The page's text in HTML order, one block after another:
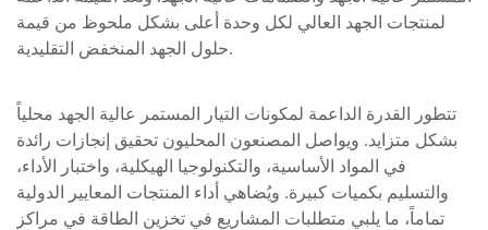
لمنتجات الجهد العالي لكل وحدة أعلى بشكل ملحوظ من قيمة
حلول الجهد المنخفض التقليدية.
تتطور القدرة الداعمة لمكونات التيار المستمر عالية الجهد محلياً
بشكل متزايد. ويواصل المصنعون المحليون تحقيق إنجازات رائدة
في المواد الأساسية، والتكنولوجيا الهيكلية، واختبار الأداء،
والتسليم بكميات كبيرة. ويُضاهي أداء المنتجات المعايير الدولية
تماماً، ما يلبي متطلبات المشاريع في تخزين الطاقة في مراكز